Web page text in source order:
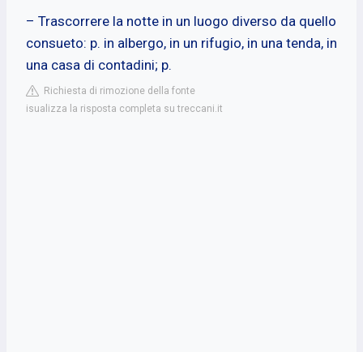
– Trascorrere la notte in un luogo diverso da quello
consueto: p. in albergo, in un rifugio, in una tenda, in
una casa di contadini; p.
Richiesta di rimozione della fonte
isualizza la risposta completa su treccani.it